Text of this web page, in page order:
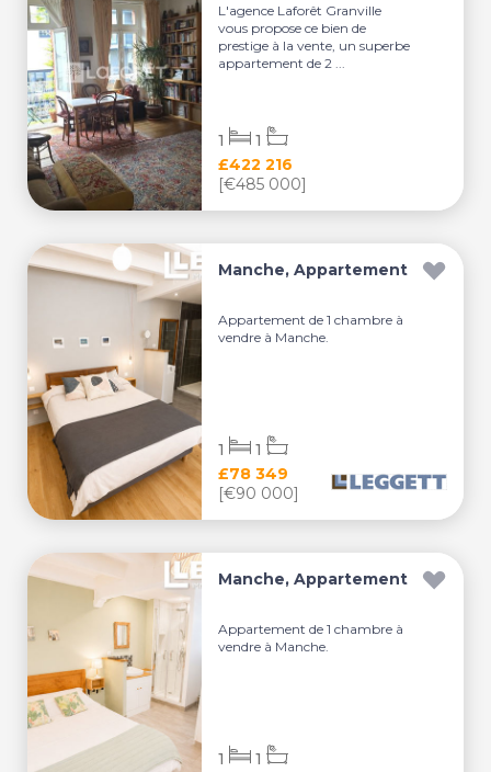
L'agence Laforêt Granville
vous propose ce bien de
prestige à la vente, un superbe
appartement de 2 ...
£422 216
[€485 000]
1 1
Manche, Appartement
Appartement de 1 chambre à
vendre à Manche.
£78 349
[€90 000]
1 1
Manche, Appartement
Appartement de 1 chambre à
vendre à Manche.
1 1